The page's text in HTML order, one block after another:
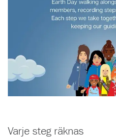
Varje steg räknas